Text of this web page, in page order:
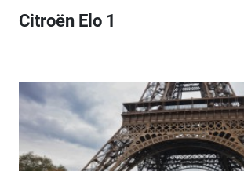
Citroën Elo 1